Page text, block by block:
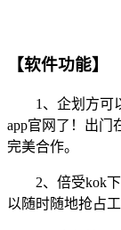
【软件功能】
1、企划方可以
app官网了！出门
完美合作。
2、倍受kok下
以随时随地抢占